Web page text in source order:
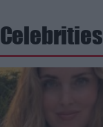
Celebrities